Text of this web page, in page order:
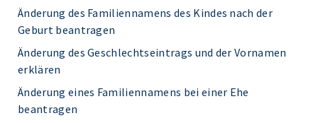
Änderung des Familiennamens des Kindes nach der
Geburt beantragen
Änderung des Geschlechtseintrags und der Vornamen
erklären
Änderung eines Familiennamens bei einer Ehe
beantragen